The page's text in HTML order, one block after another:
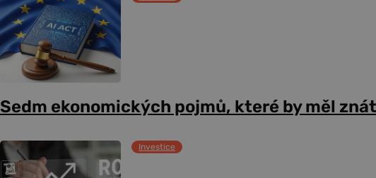
Sedm ekonomických pojmů, které by měl
Investice